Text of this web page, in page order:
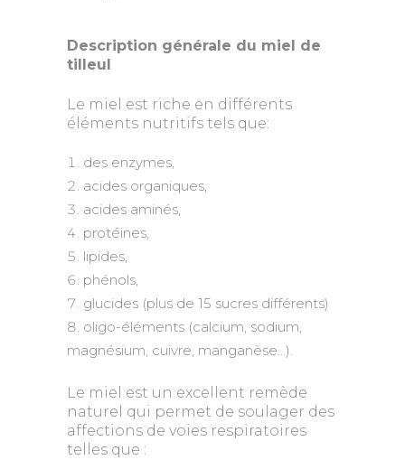
Description générale du miel de
tilleul
Le miel est riche en différents
éléments nutritifs tels que:
des enzymes,
acides organiques,
acides aminés,
protéines,
lipides,
phénols,
glucides (plus de 15 sucres différents)
oligo-éléments (calcium, sodium,
magnésium, cuivre, manganèse…).
Le miel est un excellent remède
naturel qui permet de soulager des
affections de voies respiratoires
telles que :